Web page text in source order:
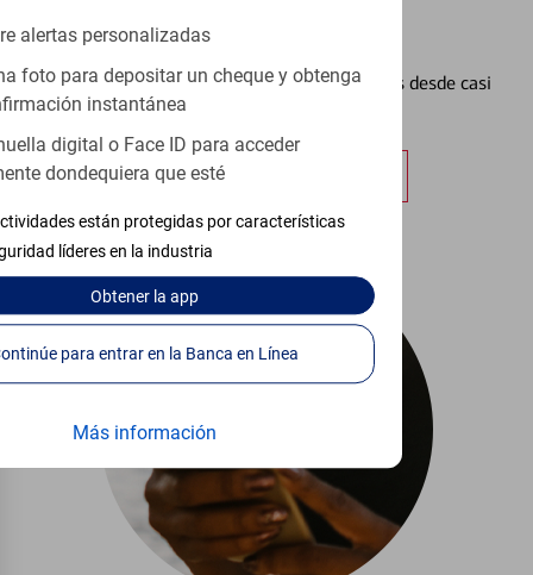
alertas personalizadas
foto para depositar un cheque y obtenga
instantánea
digital o Face ID para acceder
dondequiera que esté
están protegidas por características
líderes en la industria
Obtenerla app
Continúe para entrar en la Banca en Línea
Más información
Configurar Alertas³
Vea cómo mantener el control de sus finanzas desde casi
Obtener más información